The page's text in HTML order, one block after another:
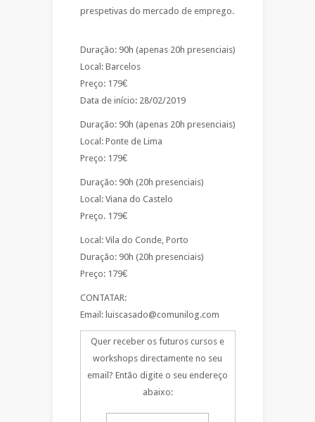
prespetivas do mercado de emprego.
Duração: 90h (apenas 20h presenciais)
Local: Barcelos
Preço: 179€
Data de início: 28/02/2019
Duração: 90h (apenas 20h presenciais)
Local: Ponte de Lima
Preço: 179€
Duração: 90h (20h presenciais)
Local: Viana do Castelo
Preço. 179€
Local: Vila do Conde, Porto
Duração: 90h (20h presenciais)
Preço: 179€
CONTATAR:
Email: luiscasado@comunilog.com
Quer receber os futuros cursos e
workshops directamente no seu
email? Então digite o seu endereço
abaixo: